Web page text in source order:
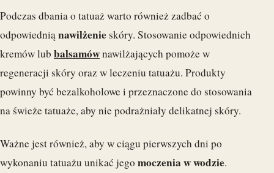
Podczas dbania o tatuaż warto również zadbać o
odpowiedniąnawilżenie skóry. Stosowanie odpowiednich
kremów lub balsamównawilżających pomoże w
regeneracji skóry oraz w leczeniu tatuażu. Produkty
powinny być bezalkoholowe i przeznaczone do stosowania
na świeże tatuaże, aby nie podrażniały delikatnej skóry.
Ważne jest również, aby w ciągu pierwszych dni po
wykonaniu tatuażu unikać jego moczenia w wodzie.